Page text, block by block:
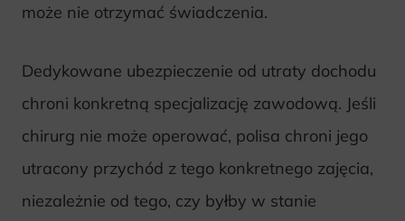
może nie otrzymać świadczenia.
Dedykowane ubezpieczenie od utraty dochodu
chroni konkretną specjalizację zawodową. Jeśli
chirurg nie może operować, polisa chroni jego
utracony przychód z tego konkretnego zajęcia,
niezależnie od tego, czy byłby w stanie